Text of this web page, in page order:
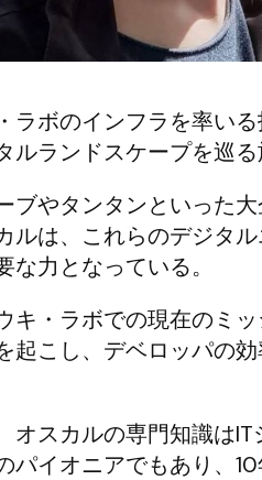
ラボのインフラを率い
ルランドスケープを巡る
ブやタンタンといった
ルは、これらのデジタ
な力となっている。
キ・ラボでの現在のミ
起こし、デベロッパの
オスカルの専門知識は
パイオニアでもあり、